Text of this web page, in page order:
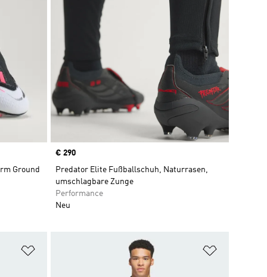
Ground
Price
€ 290
Predator Elite Fußballschuh, Naturrasen,
umschlagbare Zunge
Performance
Neu
Zur Wunschliste hinzufügen